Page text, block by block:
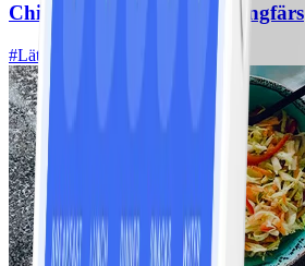
Chili con carne med kycklingfärs
#Lätt